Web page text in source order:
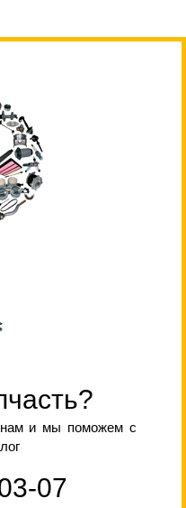
нам и мы поможем с
07